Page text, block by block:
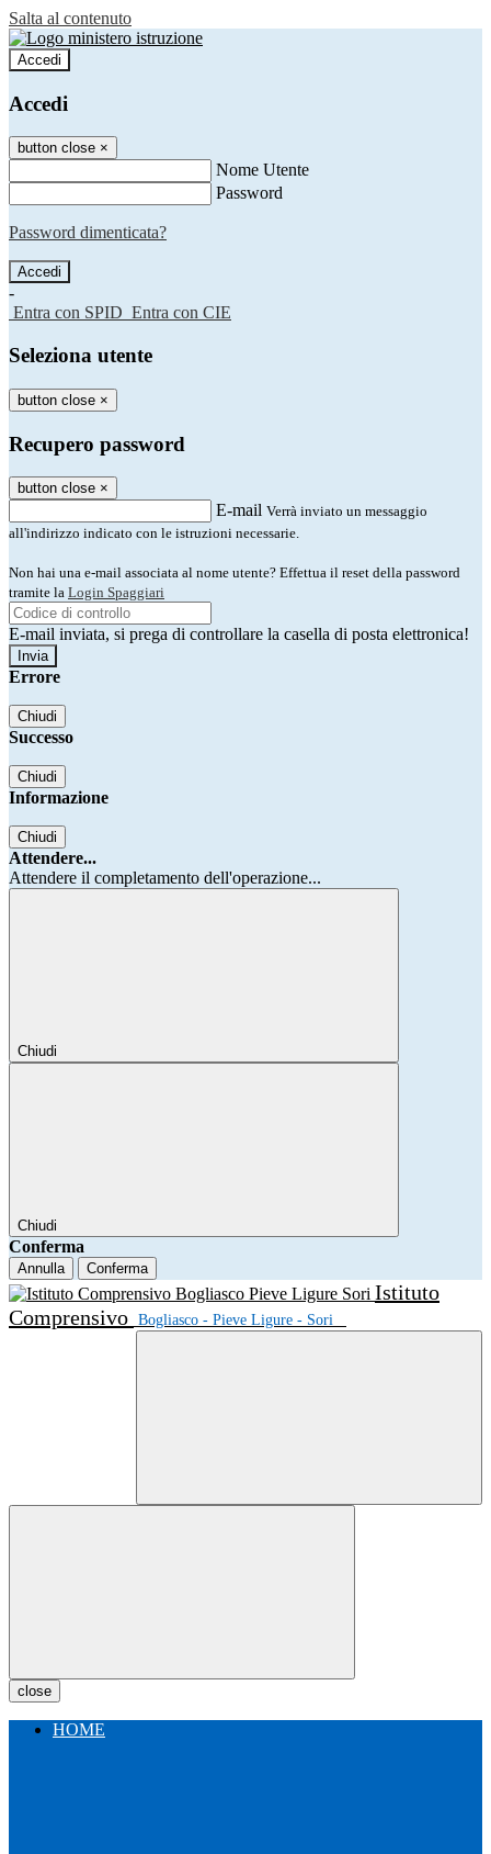
Salta al contenuto
Accedi
Accedi
button close ×
Nome Utente
Password
Password dimenticata?
-
Entra con SPID Entra con CIE
Seleziona utente
button close ×
Recupero password
button close ×
E-mail Verrà inviato un messaggio
all'indirizzo indicato con le istruzioni necessarie.
Non hai una e-mail associata al nome utente? Effettua il reset della password
tramite la Login Spaggiari
E-mail inviata, si prega di controllare la casella di posta elettronica!
Errore
Chiudi
Successo
Chiudi
Informazione
Chiudi
Attendere...
Attendere il completamento dell'operazione...
Chiudi
Chiudi
Conferma
Annulla Conferma
Istituto
Comprensivo Bogliasco - Pieve Ligure - Sori
close
HOME